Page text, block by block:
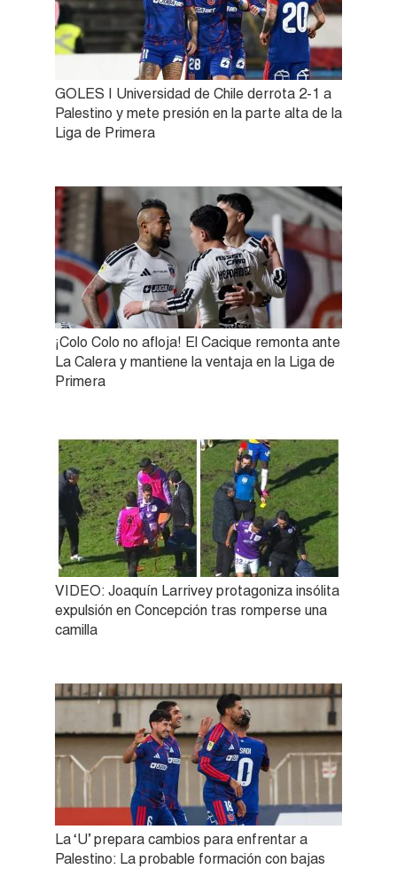
GOLES | Universidad de Chile derrota 2-1 a
Palestino y mete presión en la parte alta de la
Liga de Primera
¡Colo Colo no afloja! El Cacique remonta ante
La Calera y mantiene la ventaja en la Liga de
Primera
VIDEO: Joaquín Larrivey protagoniza insólita
expulsión en Concepción tras romperse una
camilla
La ‘U’ prepara cambios para enfrentar a
Palestino: La probable formación con bajas